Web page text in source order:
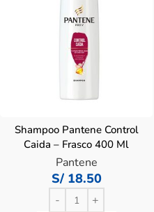
Shampoo Pantene Control
Caida – Frasco 400 Ml
Pantene
S/18.50